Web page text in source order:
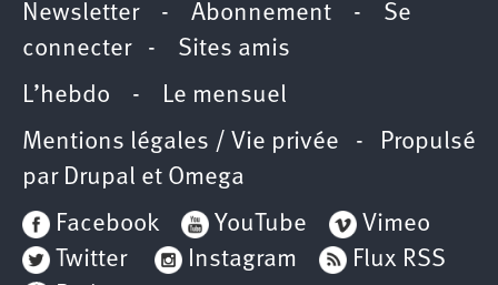
Newsletter- Abonnement - Se
connecter- Sites amis
L’hebdo - Le mensuel
Mentions légales / Vie privée - Propulsé
par Drupal et Omega
Facebook
YouTube
Vimeo
Twitter
Instagram
Flux RSS